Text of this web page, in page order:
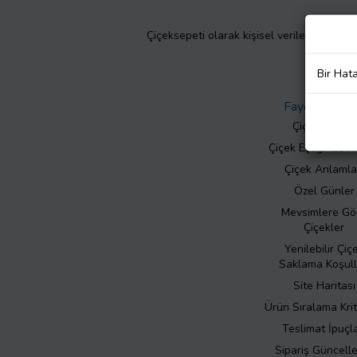
Çiçeksepeti olarak kişisel verilerinizin
Faydalı Bilgiler
Çiçek Bakımı
Çiçek Eşliğinde
Çiçek
Özel Günler
Mevsimlere
Çiçekler
Yenilebilir
Saklama
Site Haritası
Ürün Sıralama
Teslimat
Sipariş
Bir